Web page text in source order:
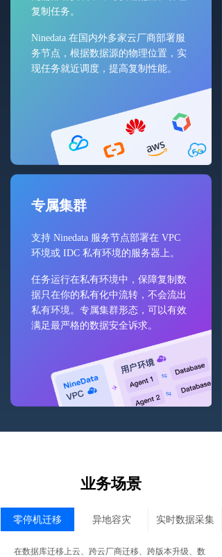
复制任务。
Ninedata 在国内外多家云厂商部署服
务节点，根据数据源的物理位置，实
现任务就近调度，提高复制性能。
支持 Ninedata 服务节点部署在 VPC
环境或 IDC 私有环境的服务器上。
专属集群
任务运行在私有环境中，保障复制数
据只在你的私有化中流转，不会流出
私有环境。专属集群形态，可以有效
满足最严格的数据安全诉求。
业务场景
零停机迁移 异地容灾 实时数据采集
在数据库迁移上云、跨云厂商迁移、跨版本升级、数